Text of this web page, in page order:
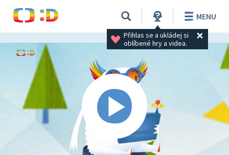
Přihlas se a ukládej si
oblíbené hry a videa.
MENU